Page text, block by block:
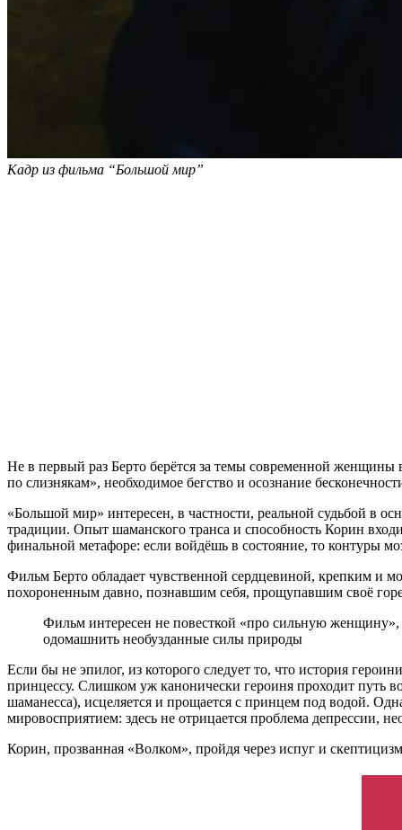
Кадр из фильма “Большой мир”
Не в первый раз Берто берётся за темы современной
по слизнякам», необходимое бегство и осознание
«Большой мир» интересен, в частности, реальной судьбой в
традиции. Опыт шаманского транса и способность Корин
финальной метафоре: если войдёшь в состояние, то контуры
Фильм Берто обладает чувственной сердцевиной, крепким и
похороненным давно, познавшим себя, прощупавшим своё
Фильм интересен не повесткой «про сильную женщину»,
одомашнить необузданные силы природы
Если бы не эпилог, из которого следует то, что история
принцессу. Слишком уж канонически героиня проходит путь
шаманесса), исцеляется и прощается с принцем под водой.
мировосприятием: здесь не отрицается проблема депрессии,
Корин, прозванная «Волком», пройдя через испуг и